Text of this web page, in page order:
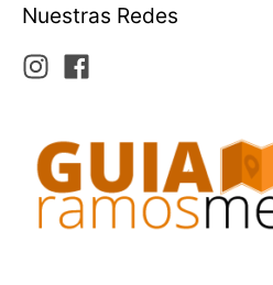
Nuestras Redes